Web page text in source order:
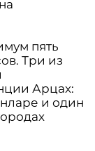
пять
Три из
Арцах:
и один